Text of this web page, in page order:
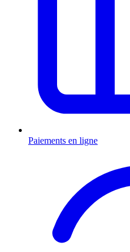
Paiements en ligne